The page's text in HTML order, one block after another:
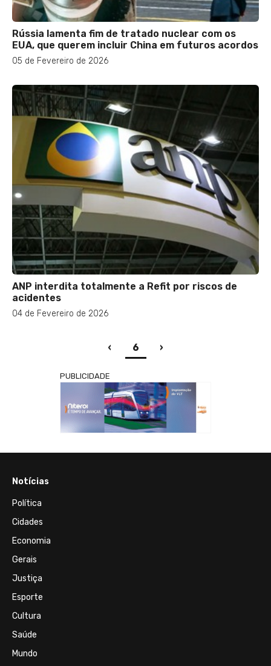
Rússia lamenta fim de tratado nuclear com os
EUA, que querem incluir China em futuros acordos
05 de Fevereiro de 2026
ANP interdita totalmente a Refit por riscos de
acidentes
04 de Fevereiro de 2026
‹ 6(current)
›
PUBLICIDADE
Notícias
Política
Cidades
Economia
Gerais
Justiça
Esporte
Cultura
Saúde
Mundo